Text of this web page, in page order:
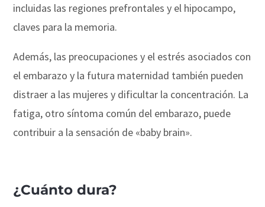
incluidas las regiones prefrontales y el hipocampo,
claves para la memoria.
Además, las preocupaciones y el estrés asociados con
el embarazo y la futura maternidad también pueden
distraer a las mujeres y dificultar la concentración. La
fatiga, otro síntoma común del embarazo, puede
contribuir a la sensación de «baby brain».
¿Cuánto dura?